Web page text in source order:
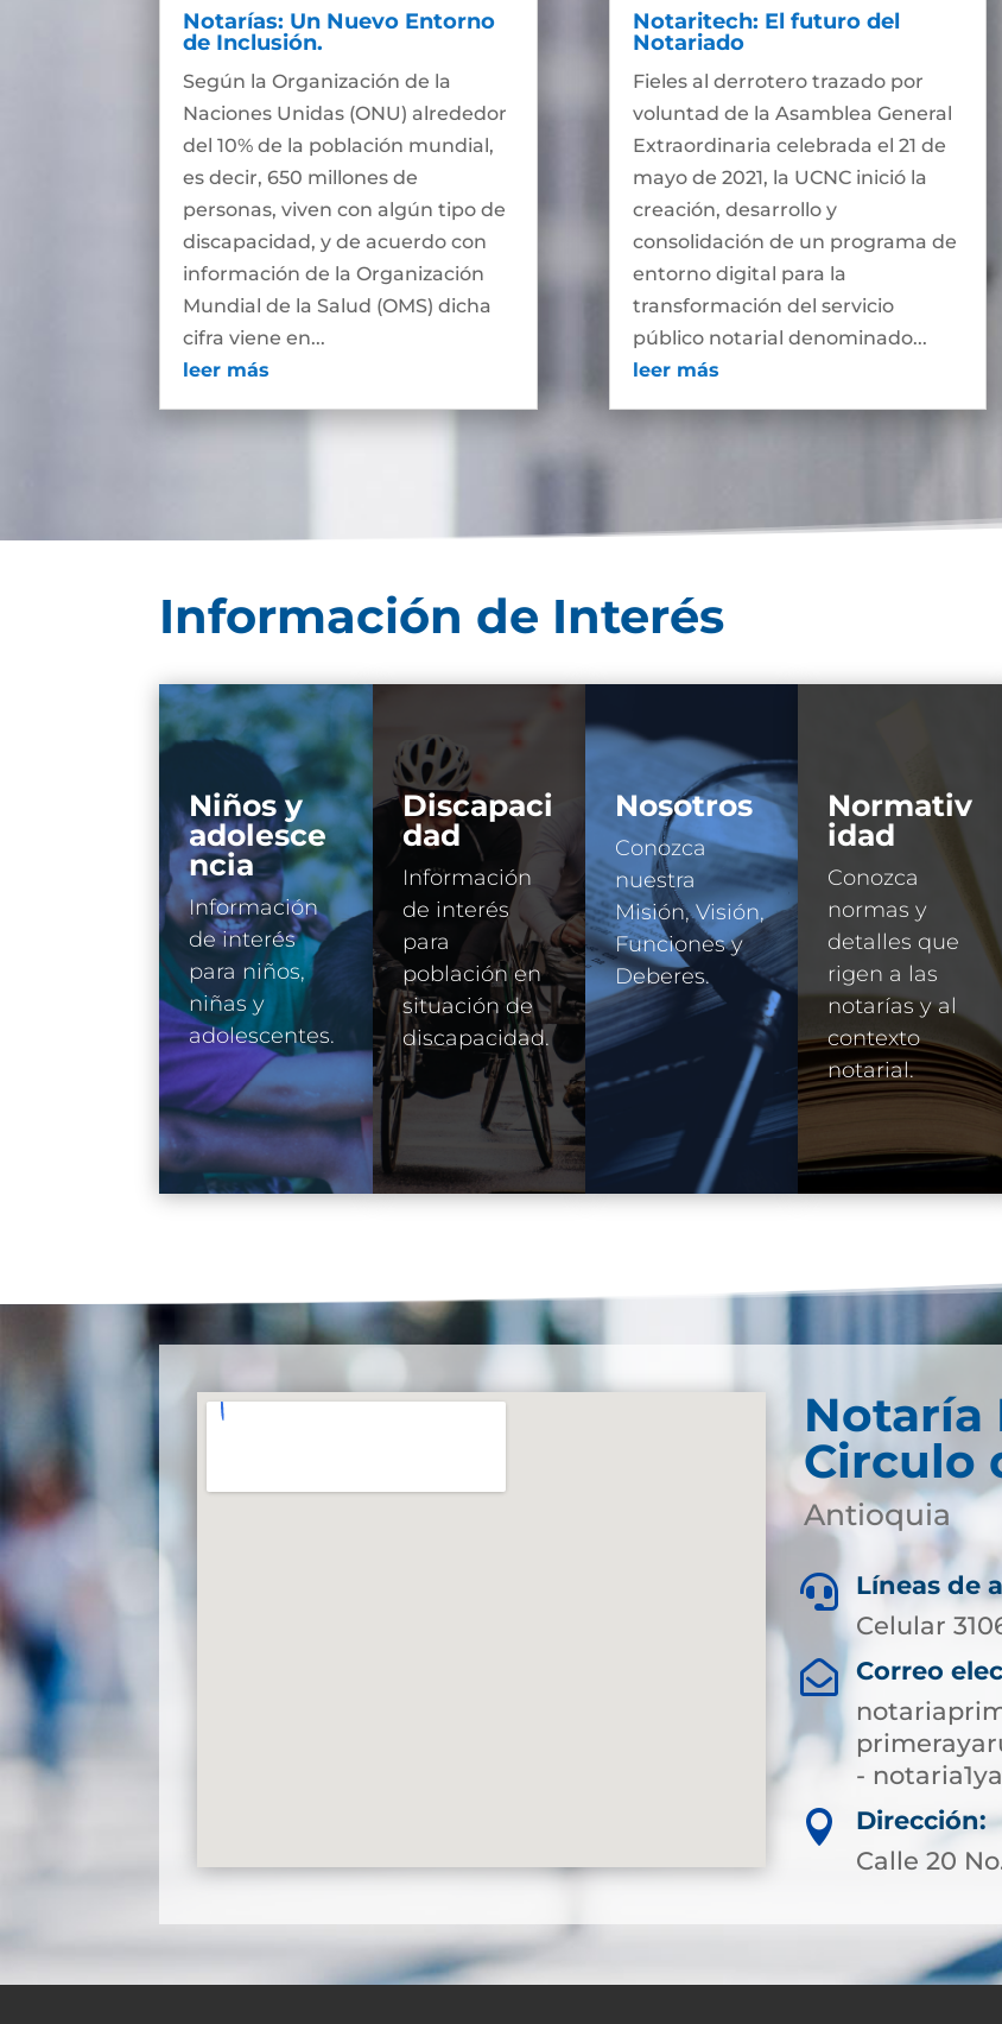
Notarías: Un Nuevo Entorno
de Inclusión.
Según la Organización de la
Naciones Unidas (ONU) alrededor
del 10% de la población mundial,
es decir, 650 millones de
personas, viven con algún tipo de
discapacidad, y de acuerdo con
información de la Organización
Mundial de la Salud (OMS) dicha
cifra viene en...
leer más
Notaritech: El futuro del
Notariado
Fieles al derrotero trazado por
voluntad de la Asamblea General
Extraordinaria celebrada el 21 de
mayo de 2021, la UCNC inició la
creación, desarrollo y
consolidación de un programa de
entorno digital para la
transformación del servicio
público notarial denominado...
leer más
Información de Interés
Niños y
adolesce
ncia
Información
de interés
para niños,
niñas y
adolescentes.
Discapaci
dad
Información
de interés
para
población en
situación de
discapacidad.
Nosotros
Conozca
nuestra
Misión, Visión,
Funciones y
Deberes.
Normativ
idad
Conozca
normas y
detalles que
rigen a las
notarías y al
contexto
notarial.
Notaría
Circulo
Antioquia

Líneas de
Celular

Correo
-

Dirección:
Calle 20